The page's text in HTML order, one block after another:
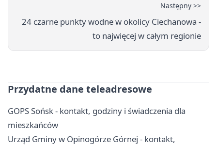
Następny >>
24 czarne punkty wodne w okolicy Ciechanowa -
to najwięcej w całym regionie
Przydatne dane teleadresowe
GOPS Sońsk - kontakt, godziny i świadczenia dla
mieszkańców
Urząd Gminy w Opinogórze Górnej - kontakt,